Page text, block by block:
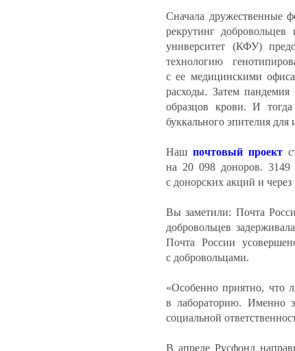
Сначала дружественные
рекрутинг
университет (КФУ)
технологию
с ее медицинскими
расходы. Затем
образцов крови. И
буккального эпителия для
Наш почтовый проект
на 20 098 доноров. 3149
с донорских акций и
Вы заметили: Почта
добровольцев
Почта России
с добровольцами.
«Особенно приятно, что
в лабораторию. Именно
социальной
В апреле Русфонд